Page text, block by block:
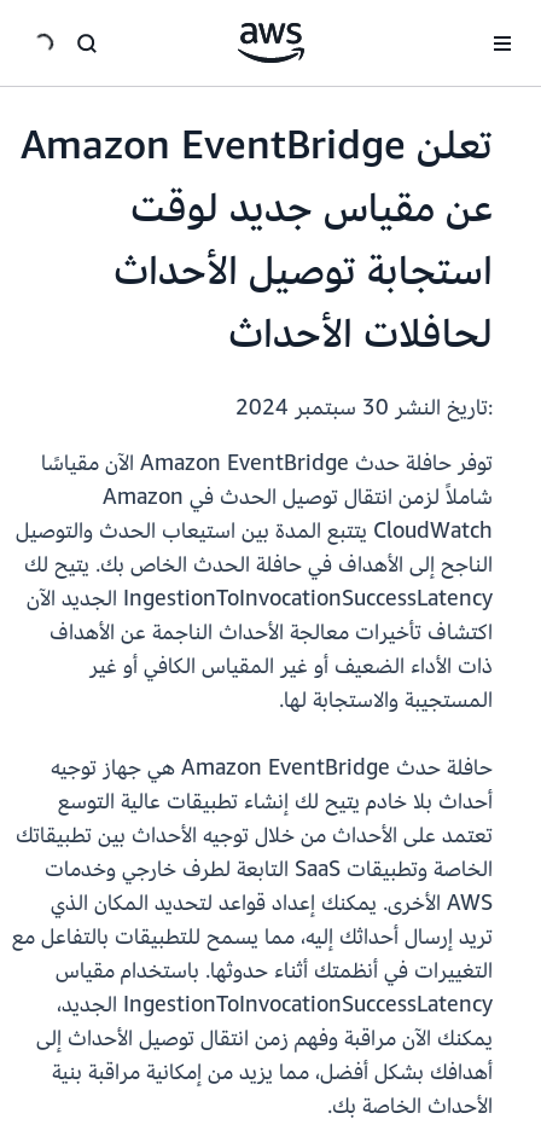
تعلن Amazon EventBridge
عن مقياس جديد لوقت
استجابة توصيل الأحداث
لحافلات الأحداث
:تاريخ النشر
توفر حافلة حدث Amazon EventBridge الآن مقياسًا
شاملاً لزمن انتقال توصيل الحدث في Amazon
CloudWatch يتتبع المدة بين استيعاب الحدث والتوصيل
الناجح إلى الأهداف في حافلة الحدث الخاص بك. يتيح لك
IngestionToInvocationSuccessLatency الجديد الآن
اكتشاف تأخيرات معالجة الأحداث الناجمة عن الأهداف
ذات الأداء الضعيف أو غير المقياس الكافي أو غير
المستجيبة والاستجابة لها.
حافلة حدث Amazon EventBridge هي جهاز توجيه
أحداث بلا خادم يتيح لك إنشاء تطبيقات عالية التوسع
تعتمد على الأحداث من خلال توجيه الأحداث بين تطبيقاتك
الخاصة وتطبيقات SaaS التابعة لطرف خارجي وخدمات
AWS الأخرى. يمكنك إعداد قواعد لتحديد المكان الذي
تريد إرسال أحداثك إليه، مما يسمح للتطبيقات بالتفاعل مع
التغييرات في أنظمتك أثناء حدوثها. باستخدام مقياس
IngestionToInvocationSuccessLatency الجديد،
يمكنك الآن مراقبة وفهم زمن انتقال توصيل الأحداث إلى
أهدافك بشكل أفضل، مما يزيد من إمكانية مراقبة بنية
الأحداث الخاصة بك.